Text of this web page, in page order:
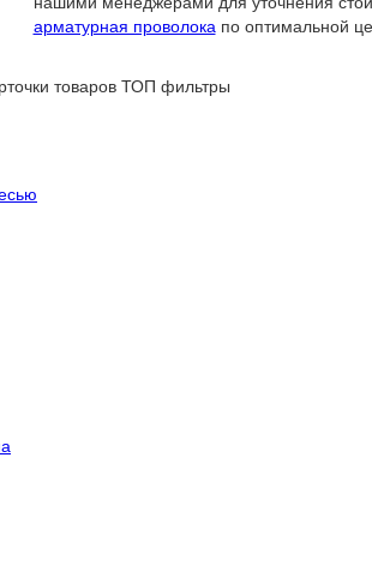
арматурная проволокапо оптимальной
товаровТОП фильтры